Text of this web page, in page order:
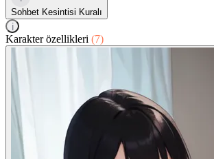
Sohbet Kesintisi Kuralı
i
Karakter özellikleri (7)